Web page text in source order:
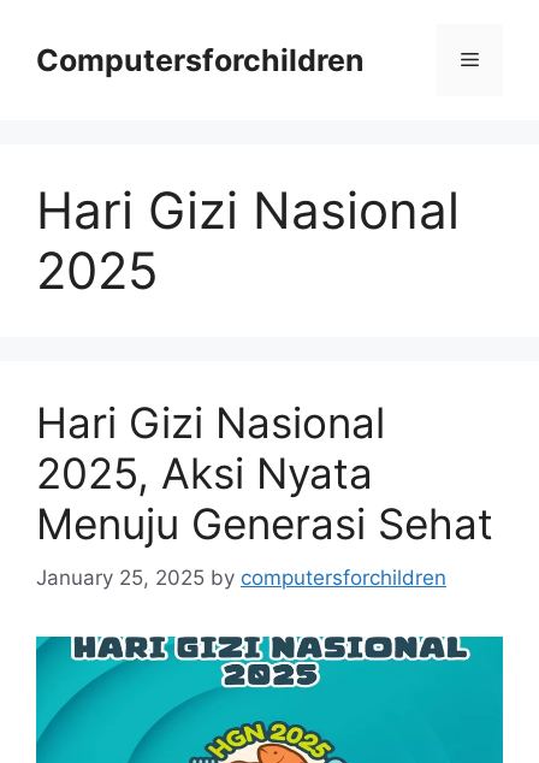
contentComputersforchildren Menu
Hari Gizi Nasional
2025
Hari Gizi Nasional
2025, Aksi Nyata
Menuju Generasi Sehat
January 25, 2025 by computersforchildren